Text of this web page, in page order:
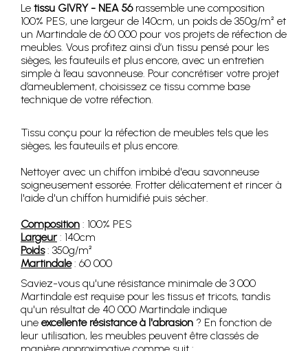
Le tissu GIVRY - NEA 56rassemble une composition
100% PES, une largeur de 140cm, un poids de 350g/m² et
un Martindale de 60 000 pour vos projets de réfection de
meubles. Vous profitez ainsi d’un tissu pensé pour les
sièges, les fauteuils et plus encore, avec un entretien
simple à l’eau savonneuse. Pour concrétiser votre projet
d’ameublement, choisissez ce tissu comme base
technique de votre réfection.
Tissu conçu pour la réfection de meubles tels que les
sièges, les fauteuils et plus encore.
Nettoyer avec un chiffon imbibé d'eau savonneuse
soigneusement essorée. Frotter délicatement et rincer à
l'aide d'un chiffon humidifié puis sécher.
Composition : 100% PES
Largeur: 140cm
Poids: 350g/m²
Martindale: 60 000
Saviez-vous qu'une résistance minimale de 3 000
Martindale est requise pour les tissus et tricots, tandis
qu'un résultat de 40 000 Martindale indique
une excellente résistance à l'abrasion ? En fonction de
leur utilisation, les meubles peuvent être classés de
manière approximative comme suit :